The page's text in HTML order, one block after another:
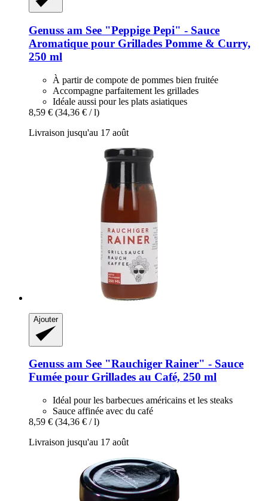
Genuss am See "Peppige Pepi" -​ Sauce
Aromatique pour Grillades Pomme & Curry,
250 ml
À partir de compote de pommes bien fruitée
Accompagne parfaitement les grillades
Idéale aussi pour les plats asiatiques
8,59 € (34,36 € / l)
Livraison jusqu'au 17 août
Ajouter
Genuss am See "Rauchiger Rainer" -​ Sauce
Fumée pour Grillades au Café, 250 ml
Idéal pour les barbecues américains et les steaks
Sauce affinée avec du café
8,59 € (34,36 € / l)
Livraison jusqu'au 17 août